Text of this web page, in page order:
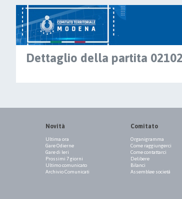
Dettaglio della partita 02102
Novità
Ultima ora
Gare Odierne
Gare di Ieri
Prossimi 7 giorni
Ultimo comunicato
Archivio Comunicati
Comitato
Organigramma
Come raggiungerci
Come contattarci
Delibere
Bilanci
Assemblee società